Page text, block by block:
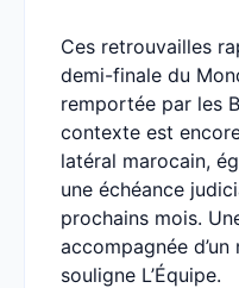
Ces retrouvailles
demi-finale du
remportée par les
contexte est
latéral marocain,
une échéance
prochains mois.
accompagnée
souligne L’Équipe.